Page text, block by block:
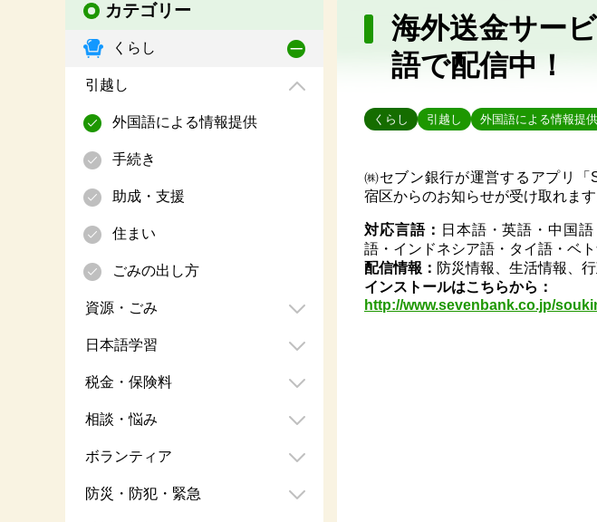
カテゴリー
くらし
引越し
外国語による情報提供
手続き
助成・支援
住まい
ごみの出し方
資源・ごみ
日本語学習
税金・保険料
相談・悩み
ボランティア
防災・防犯・緊急
海外送金サー
語で配信中！
くらし 引越し 外国語による情報提供
㈱セブン銀行が運営するアプリ「
宿区からのお知らせが受け取れます
対応言語： 日本語・英語・中国
語・インドネシア語・タイ語・ベ
配信情報： 防災情報、生活情報、
インストールはこちらから：
http://www.sevenbank.co.jp/